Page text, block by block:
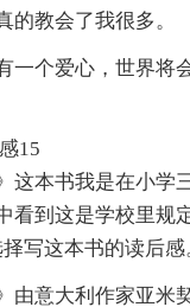
的教会了我很多。
一个爱心，世界将
15
这本书我是在小学
看到这是学校里规
写这本书的读后感
由意大利作家亚米